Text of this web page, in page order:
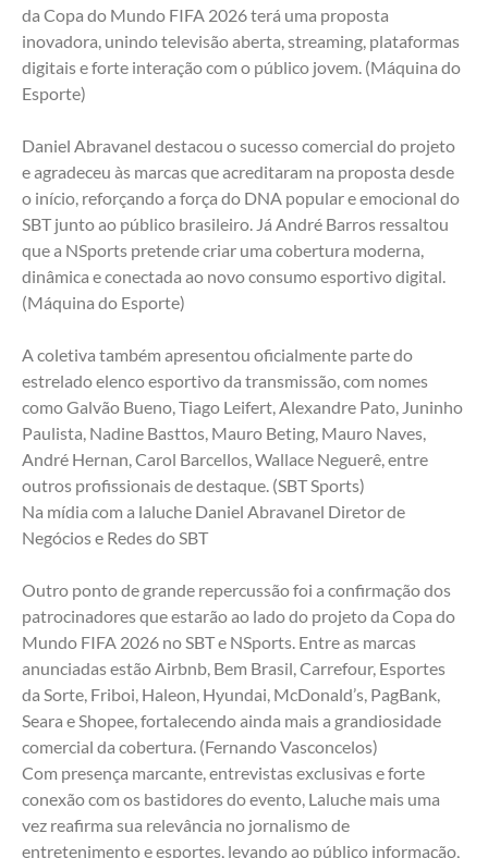
da Copa do Mundo FIFA 2026 terá uma proposta
inovadora, unindo televisão aberta, streaming, plataformas
digitais e forte interação com o público jovem. (Máquina do
Esporte)
Daniel Abravanel destacou o sucesso comercial do projeto
e agradeceu às marcas que acreditaram na proposta desde
o início, reforçando a força do DNA popular e emocional do
SBT junto ao público brasileiro. Já André Barros ressaltou
que a NSports pretende criar uma cobertura moderna,
dinâmica e conectada ao novo consumo esportivo digital.
(Máquina do Esporte)
A coletiva também apresentou oficialmente parte do
estrelado elenco esportivo da transmissão, com nomes
como Galvão Bueno, Tiago Leifert, Alexandre Pato, Juninho
Paulista, Nadine Basttos, Mauro Beting, Mauro Naves,
André Hernan, Carol Barcellos, Wallace Neguerê, entre
outros profissionais de destaque. (SBT Sports)
Na mídia com a laluche Daniel Abravanel Diretor de
Negócios e Redes do SBT
Outro ponto de grande repercussão foi a confirmação dos
patrocinadores que estarão ao lado do projeto da Copa do
Mundo FIFA 2026 no SBT e NSports. Entre as marcas
anunciadas estão Airbnb, Bem Brasil, Carrefour, Esportes
da Sorte, Friboi, Haleon, Hyundai, McDonald’s, PagBank,
Seara e Shopee, fortalecendo ainda mais a grandiosidade
comercial da cobertura. (Fernando Vasconcelos)
Com presença marcante, entrevistas exclusivas e forte
conexão com os bastidores do evento, Laluche mais uma
vez reafirma sua relevância no jornalismo de
entretenimento e esportes, levando ao público informação,